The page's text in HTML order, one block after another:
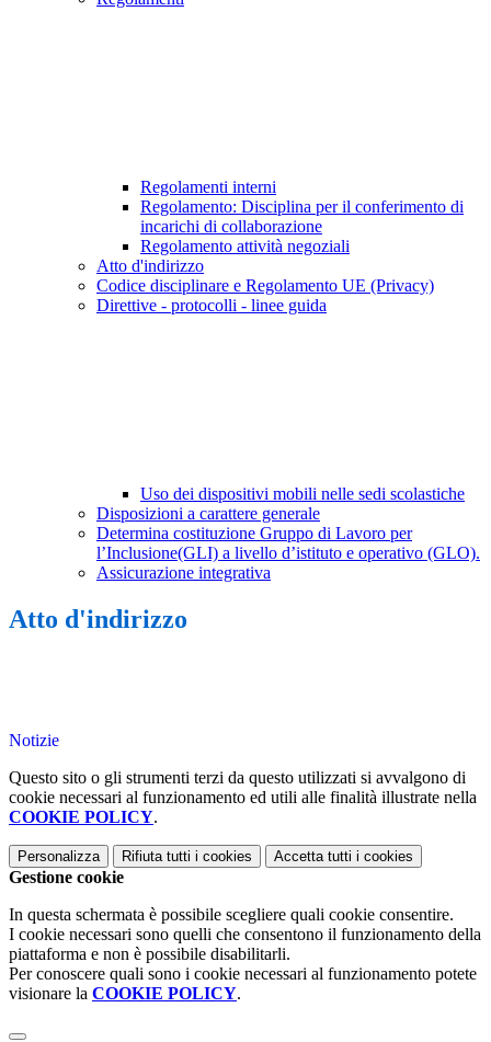
Regolamenti interni
Regolamento: Disciplina per il conferimento di
incarichi di collaborazione
Regolamento attività negoziali
Atto d'indirizzo
Codice disciplinare e Regolamento UE (Privacy)
Direttive - protocolli - linee guida
Uso dei dispositivi mobili nelle sedi scolastiche
Disposizioni a carattere generale
Determina costituzione Gruppo di Lavoro per
l’Inclusione(GLI) a livello d’istituto e operativo (GLO).
Assicurazione integrativa
Atto d'indirizzo
Notizie
Questo sito o gli strumenti terzi da questo utilizzati si avvalgono di
cookie necessari al funzionamento ed utili alle finalità illustrate nella
COOKIE POLICY.
Personalizza Rifiuta tutti i cookies Accetta tutti i cookies
Gestione cookie
In questa schermata è possibile scegliere quali cookie consentire.
I cookie necessari sono quelli che consentono il funzionamento della
piattaforma e non è possibile disabilitarli.
Per conoscere quali sono i cookie necessari al funzionamento potete
visionare la COOKIE POLICY.